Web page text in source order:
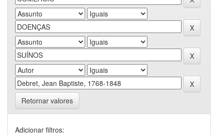
Retornar valores
Adicionar filtros: